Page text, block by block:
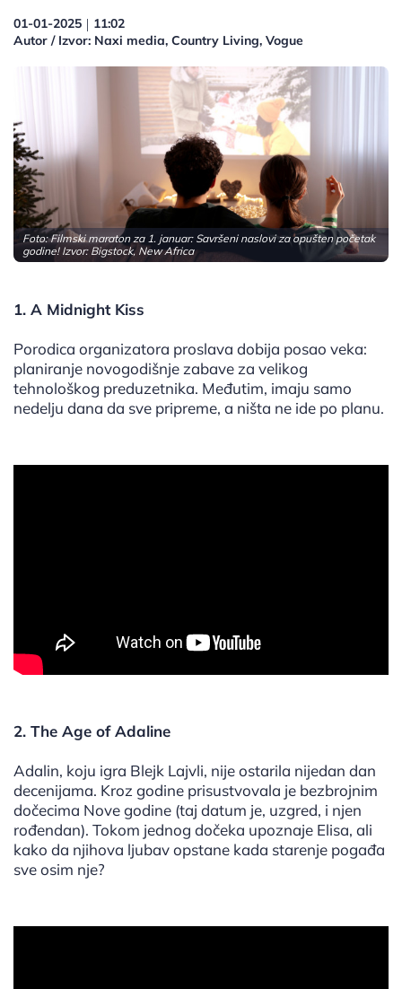
01-01-2025 | 11:02
Autor / Izvor: Naxi media, Country Living, Vogue
Foto: Filmski maraton za 1. januar: Savršeni naslovi za opušten početak
godine! Izvor: Bigstock, New Africa
1. A Midnight Kiss
Porodica organizatora proslava dobija posao veka:
planiranje novogodišnje zabave za velikog
tehnološkog preduzetnika. Međutim, imaju samo
nedelju dana da sve pripreme, a ništa ne ide po planu.
2. The Age of Adaline
Adalin, koju igra Blejk Lajvli, nije ostarila nijedan dan
decenijama. Kroz godine prisustvovala je bezbrojnim
dočecima Nove godine (taj datum je, uzgred, i njen
rođendan). Tokom jednog dočeka upoznaje Elisa, ali
kako da njihova ljubav opstane kada starenje pogađa
sve osim nje?